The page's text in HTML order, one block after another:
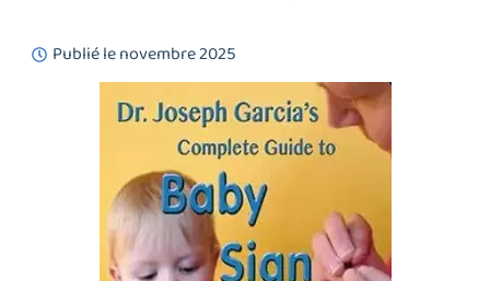
Publié lenovembre 2025